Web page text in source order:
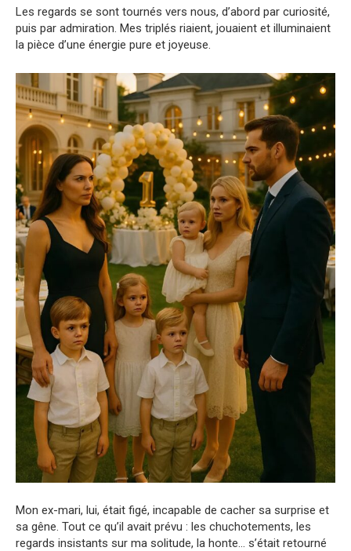
Les regards se sont tournés vers nous, d’abord par curiosité,
puis par admiration. Mes triplés riaient, jouaient et illuminaient
la pièce d’une énergie pure et joyeuse.
Mon ex-mari, lui, était figé, incapable de cacher sa surprise et
sa gêne. Tout ce qu’il avait prévu : les chuchotements, les
regards insistants sur ma solitude, la honte… s’était retourné